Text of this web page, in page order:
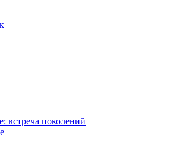
встреча поколений